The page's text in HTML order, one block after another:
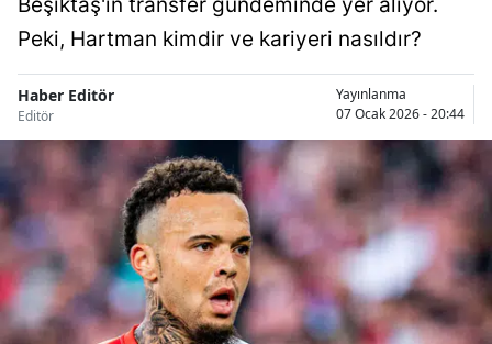
Artvin
Balıkesir
Bilecik
Bingöl
Bitlis
Bolu
Burdur
Peki, Hartman kimdir ve kariyeri nasıldır?
Haber Editör
Editör
Yayınlanma
07 Ocak 2026 - 20:44